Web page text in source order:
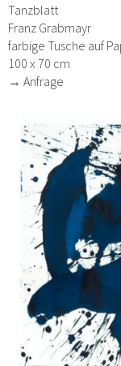
Tanzblatt
Franz Grabmayr
farbige Tusche auf
100 x 70 cm
→ Anfrage